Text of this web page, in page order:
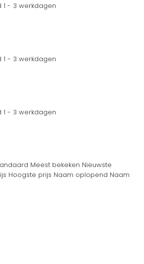
1 - 3 werkdagen
1 - 3 werkdagen
1 - 3 werkdagen
Meest bekeken Nieuwste
Hoogste prijs Naam oplopend Naam